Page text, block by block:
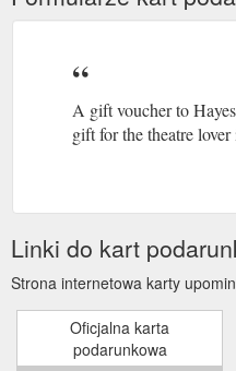
A gift voucher to
gift for the theatre
Linki do kart
Strona internetowa karty
Oficjalna karta
podarunkowa